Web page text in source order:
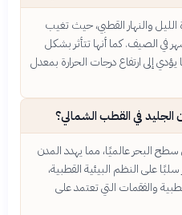
والنهار القطبي، حيث تغيب
في الصيف. كما أنها تتأثر بشكل
إلى ارتفاع درجات الحرارة بمعدل
الجليد في القطب الشمالي؟
البحر عالميًا، مما يهدد المدن
على النظم البيئية القطبية،
والفقمات التي تعتمد على